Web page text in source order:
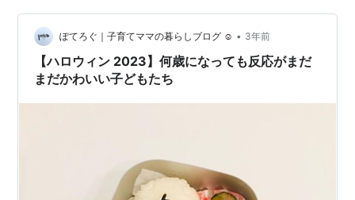
ぽてろぐ｜子育てママの暮らしブログ ☺︎ • 3年前
【ハロウィン 2023】何歳になっても反応がまだ
まだかわいい子どもたち